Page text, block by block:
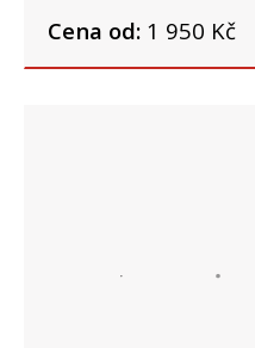
Cena od:1 950 Kč